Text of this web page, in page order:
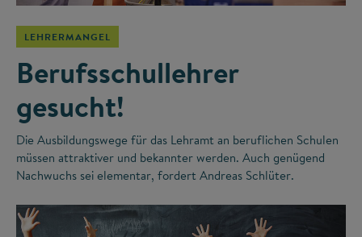
LEHRERMANGEL
Berufsschullehrer
gesucht!
Die Ausbildungswege für das Lehramt an beruflichen Schulen
müssen attraktiver und bekannter werden. Auch genügend
Nachwuchs sei elementar, fordert Andreas Schlüter.